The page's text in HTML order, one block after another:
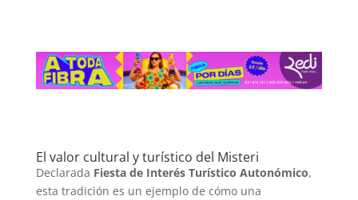
El valor cultural y turístico del Misteri
Declarada Fiesta de Interés Turístico Autonómico,
esta tradición es un ejemplo de cómo una